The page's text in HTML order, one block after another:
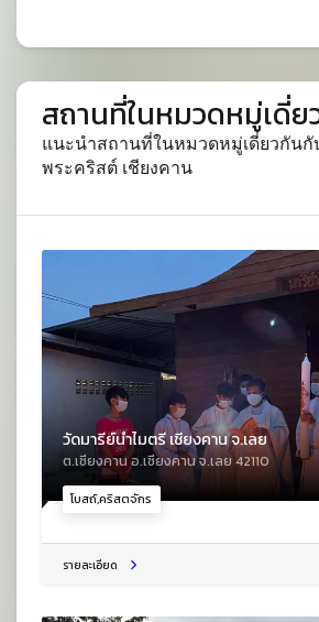
สถานที่ในหมวดหมู่เดี่ย
แนะนำสถานที่ในหมวดหมู่เดี่ยวกันกั
พระคริสต์ เชียงคาน
โบสถ์,คริสตจักร
วัดมารีย์นำไมตรี เชียงคาน จ.เลย
ต.เชียงคาน อ.เชียงคาน จ.เลย 42110
รายละเอียด